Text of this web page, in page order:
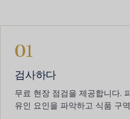
01
검사하다
무료 현장 점검을 제공합니다.
유인 요인을 파악하고 식품 구